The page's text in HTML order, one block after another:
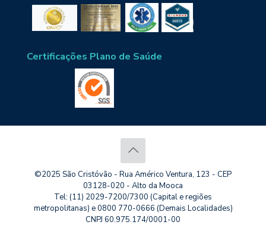
Certificações Plano de Saúde
©2025 São Cristóvão - Rua Américo Ventura, 123 - CEP
03128-020 - Alto da Mooca
Tel: (11) 2029-7200/7300 (Capital e regiões
metropolitanas) e 0800 770-0666 (Demais Localidades)
CNPJ 60.975.174/0001-00